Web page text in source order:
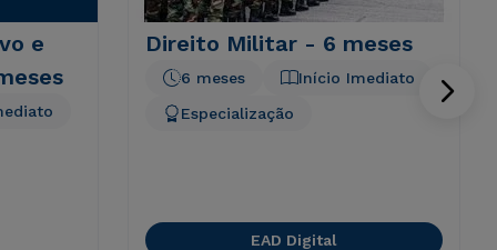
e
Direito Militar - 6 meses
Início Imediato
6 meses
Especialização
EAD Digital